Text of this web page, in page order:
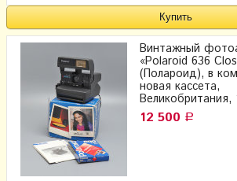
Винтажный
«Polaroid 636
(Полароид), в
новая кассета,
Великобритания,
12 500 Р